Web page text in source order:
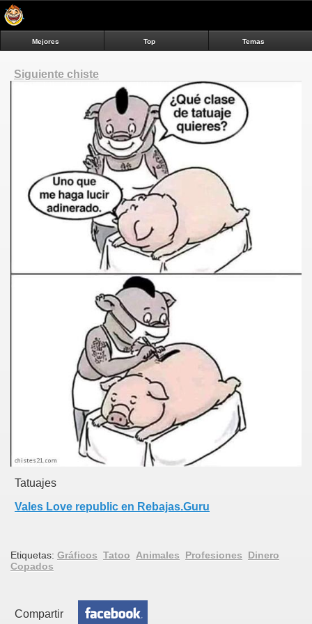
Mejores Top Temas
Siguiente chiste
Tatuajes
Vales Love republic en Rebajas.Guru
Etiquetas: Gráficos Tatoo Animales Profesiones
Dinero
Copados
Compartir